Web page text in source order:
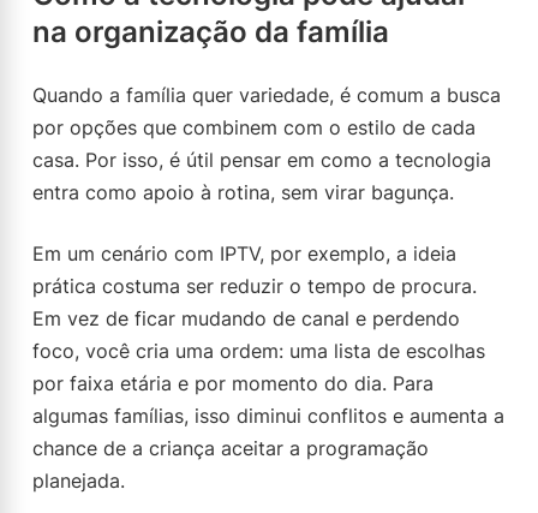
na organização da família
Quando a família quer variedade, é comum a busca
por opções que combinem com o estilo de cada
casa. Por isso, é útil pensar em como a tecnologia
entra como apoio à rotina, sem virar bagunça.
Em um cenário com IPTV, por exemplo, a ideia
prática costuma ser reduzir o tempo de procura.
Em vez de ficar mudando de canal e perdendo
foco, você cria uma ordem: uma lista de escolhas
por faixa etária e por momento do dia. Para
algumas famílias, isso diminui conflitos e aumenta a
chance de a criança aceitar a programação
planejada.